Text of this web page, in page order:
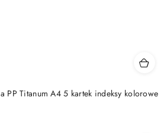
PP Titanum A4 5 kartek indeksy kolorowe